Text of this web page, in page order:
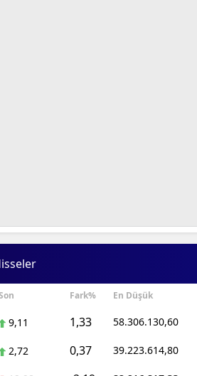
Çorum
Fark% En Düşük
9,11 1,33 58.306.130,60
2,72 0,37 39.223.614,80